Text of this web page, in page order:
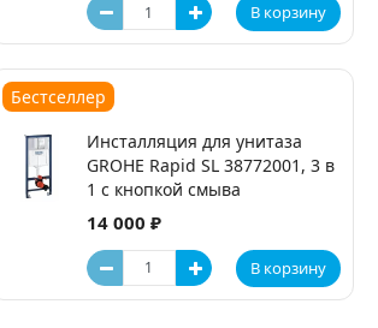
В корзину
Бестселлер
Инсталляция для унитаза
GROHE Rapid SL 38772001, 3 в
1 с кнопкой смыва
14 000 ₽
В корзину